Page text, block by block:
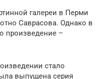
галереи в Перми
Саврасова. Однако в
произведение –
стало
выпущена серия